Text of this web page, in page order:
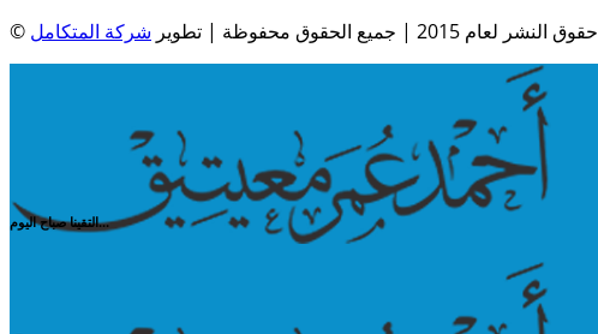
© حقوق النشر لعام 2015 | جميع الحقوق محفوظة | تطوير
شركة المتكامل
التقينا صباح اليوم...